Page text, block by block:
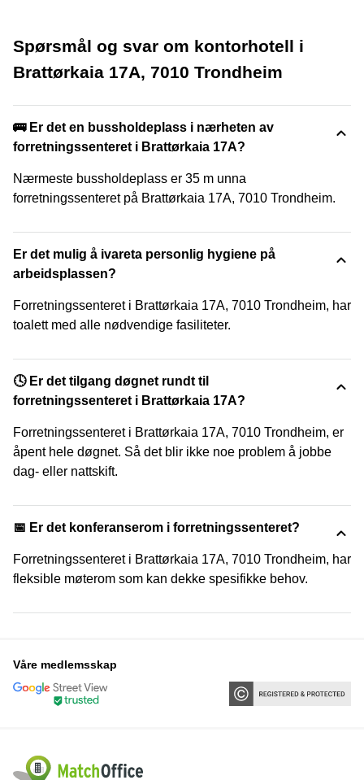
Spørsmål og svar om kontorhotell i
Brattørkaia 17A, 7010 Trondheim
🚌 Er det en bussholdeplass i nærheten av
forretningssenteret i Brattørkaia 17A?
Nærmeste bussholdeplass er 35 m unna
forretningssenteret på Brattørkaia 17A, 7010 Trondheim.
Er det mulig å ivareta personlig hygiene på
arbeidsplassen?
Forretningssenteret i Brattørkaia 17A, 7010 Trondheim, har
toalett med alle nødvendige fasiliteter.
🕓 Er det tilgang døgnet rundt til
forretningssenteret i Brattørkaia 17A?
Forretningssenteret i Brattørkaia 17A, 7010 Trondheim, er
åpent hele døgnet. Så det blir ikke noe problem å jobbe
dag- eller nattskift.
📅 Er det konferanserom i forretningssenteret?
Forretningssenteret i Brattørkaia 17A, 7010 Trondheim, har
fleksible møterom som kan dekke spesifikke behov.
Våre medlemsskap